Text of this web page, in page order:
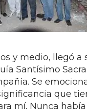
y medio, llegó
Santísimo
Se
que
mí. Nunca